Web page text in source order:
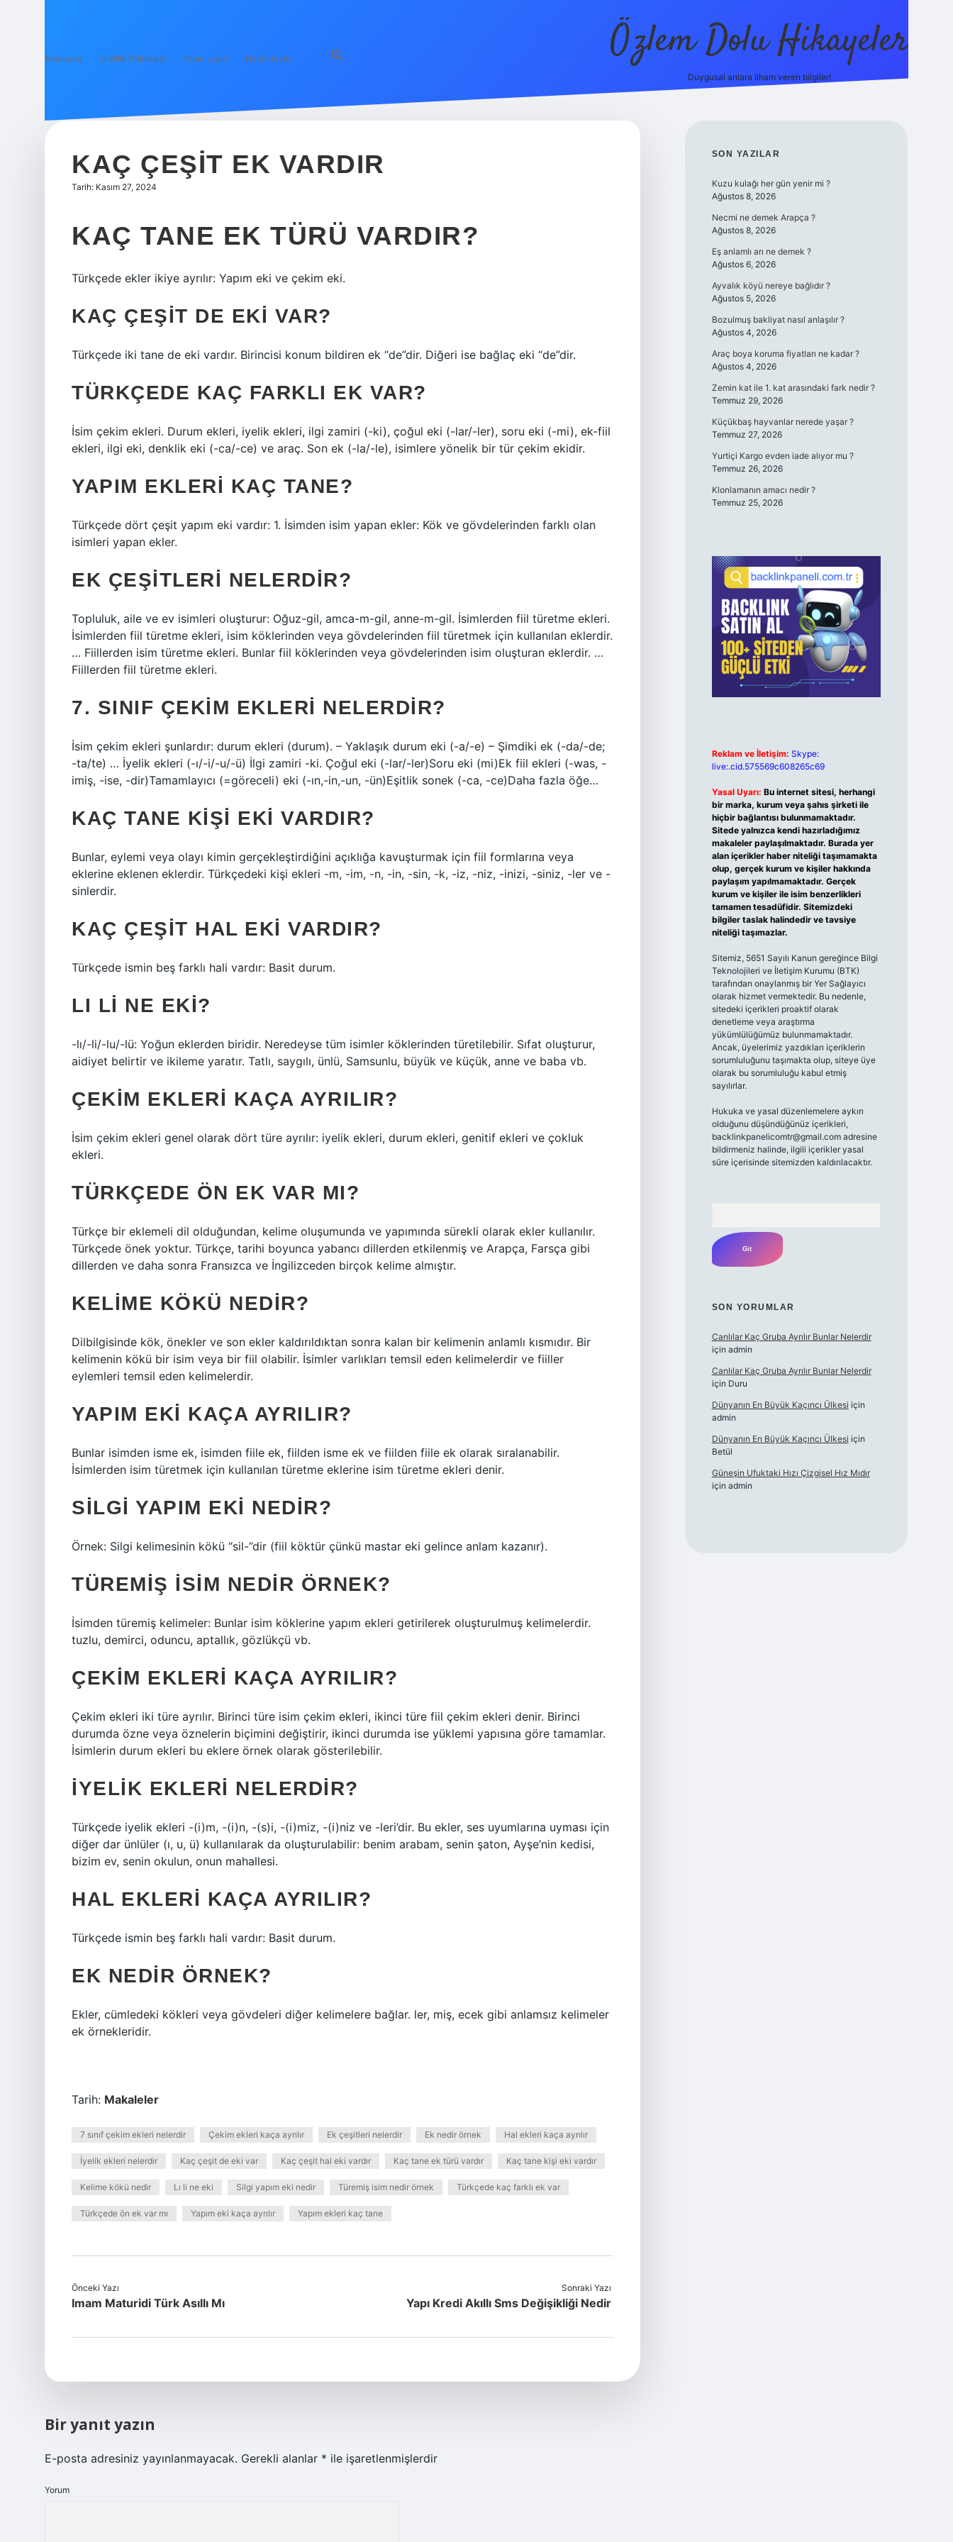
Anasayfa Gizlilik Politikası Yasal Uyarı Hakkımızda Özlem Dolu Hikayeler
Duygusal anlara ilham veren bilgiler!
KAÇ ÇEŞIT EK VARDIR
Tarih: Kasım 27, 2024
KAÇ TANE EK TÜRÜ VARDIR?
Türkçede ekler ikiye ayrılır: Yapım eki ve çekim eki.
KAÇ ÇEŞIT DE EKI VAR?
Türkçede iki tane de eki vardır. Birincisi konum bildiren ek “de”dir. Diğeri ise bağlaç eki “de”dir.
TÜRKÇEDE KAÇ FARKLI EK VAR?
İsim çekim ekleri. Durum ekleri, iyelik ekleri, ilgi zamiri (-ki), çoğul eki (-lar/-ler), soru eki (-mi), ek-fiil
ekleri, ilgi eki, denklik eki (-ca/-ce) ve araç. Son ek (-la/-le), isimlere yönelik bir tür çekim ekidir.
YAPIM EKLERI KAÇ TANE?
Türkçede dört çeşit yapım eki vardır: 1. İsimden isim yapan ekler: Kök ve gövdelerinden farklı olan
isimleri yapan ekler.
EK ÇEŞITLERI NELERDIR?
Topluluk, aile ve ev isimleri oluşturur: Oğuz-gil, amca-m-gil, anne-m-gil. İsimlerden fiil türetme ekleri.
İsimlerden fiil türetme ekleri, isim köklerinden veya gövdelerinden fiil türetmek için kullanılan eklerdir.
… Fiillerden isim türetme ekleri. Bunlar fiil köklerinden veya gövdelerinden isim oluşturan eklerdir. …
Fiillerden fiil türetme ekleri.
7. SINIF ÇEKIM EKLERI NELERDIR?
İsim çekim ekleri şunlardır: durum ekleri (durum). – Yaklaşık durum eki (-a/-e) – Şimdiki ek (-da/-de;
-ta/te) … İyelik ekleri (-ı/-i/-u/-ü) İlgi zamiri -ki. Çoğul eki (-lar/-ler)Soru eki (mi)Ek fiil ekleri (-was, -
imiş, -ise, -dir)Tamamlayıcı (=göreceli) eki (-ın,-in,-un, -ün)Eşitlik sonek (-ca, -ce)Daha fazla öğe…
KAÇ TANE KIŞI EKI VARDIR?
Bunlar, eylemi veya olayı kimin gerçekleştirdiğini açıklığa kavuşturmak için fiil formlarına veya
eklerine eklenen eklerdir. Türkçedeki kişi ekleri -m, -im, -n, -in, -sin, -k, -iz, -niz, -inizi, -siniz, -ler ve -
sinlerdir.
KAÇ ÇEŞIT HAL EKI VARDIR?
Türkçede ismin beş farklı hali vardır: Basit durum.
LI LI NE EKI?
-lı/-li/-lu/-lü: Yoğun eklerden biridir. Neredeyse tüm isimler köklerinden türetilebilir. Sıfat oluşturur,
aidiyet belirtir ve ikileme yaratır. Tatlı, saygılı, ünlü, Samsunlu, büyük ve küçük, anne ve baba vb.
ÇEKIM EKLERI KAÇA AYRILIR?
İsim çekim ekleri genel olarak dört türe ayrılır: iyelik ekleri, durum ekleri, genitif ekleri ve çokluk
ekleri.
TÜRKÇEDE ÖN EK VAR MI?
Türkçe bir eklemeli dil olduğundan, kelime oluşumunda ve yapımında sürekli olarak ekler kullanılır.
Türkçede önek yoktur. Türkçe, tarihi boyunca yabancı dillerden etkilenmiş ve Arapça, Farsça gibi
dillerden ve daha sonra Fransızca ve İngilizceden birçok kelime almıştır.
KELIME KÖKÜ NEDIR?
Dilbilgisinde kök, önekler ve son ekler kaldırıldıktan sonra kalan bir kelimenin anlamlı kısmıdır. Bir
kelimenin kökü bir isim veya bir fiil olabilir. İsimler varlıkları temsil eden kelimelerdir ve fiiller
eylemleri temsil eden kelimelerdir.
YAPIM EKI KAÇA AYRILIR?
Bunlar isimden isme ek, isimden fiile ek, fiilden isme ek ve fiilden fiile ek olarak sıralanabilir.
İsimlerden isim türetmek için kullanılan türetme eklerine isim türetme ekleri denir.
SILGI YAPIM EKI NEDIR?
Örnek: Silgi kelimesinin kökü “sil-”dir (fiil köktür çünkü mastar eki gelince anlam kazanır).
TÜREMIŞ ISIM NEDIR ÖRNEK?
İsimden türemiş kelimeler: Bunlar isim köklerine yapım ekleri getirilerek oluşturulmuş kelimelerdir.
tuzlu, demirci, oduncu, aptallık, gözlükçü vb.
ÇEKIM EKLERI KAÇA AYRILIR?
Çekim ekleri iki türe ayrılır. Birinci türe isim çekim ekleri, ikinci türe fiil çekim ekleri denir. Birinci
durumda özne veya öznelerin biçimini değiştirir, ikinci durumda ise yüklemi yapısına göre tamamlar.
İsimlerin durum ekleri bu eklere örnek olarak gösterilebilir.
İYELIK EKLERI NELERDIR?
Türkçede iyelik ekleri -(i)m, -(i)n, -(s)i, -(i)miz, -(i)niz ve -leri’dir. Bu ekler, ses uyumlarına uyması için
diğer dar ünlüler (ı, u, ü) kullanılarak da oluşturulabilir: benim arabam, senin şaton, Ayşe’nin kedisi,
bizim ev, senin okulun, onun mahallesi.
HAL EKLERI KAÇA AYRILIR?
Türkçede ismin beş farklı hali vardır: Basit durum.
EK NEDIR ÖRNEK?
Ekler, cümledeki kökleri veya gövdeleri diğer kelimelere bağlar. ler, miş, ecek gibi anlamsız kelimeler
ek örnekleridir.
Tarih: Makaleler
7 sınıf çekim ekleri nelerdir Çekim ekleri kaça ayrılır Ek çeşitleri nelerdir Ek nedir örnek Hal ekleri kaça ayrılır
İyelik ekleri nelerdir Kaç çeşit de eki var Kaç çeşit hal eki vardır Kaç tane ek türü vardır Kaç tane kişi eki vardır
Kelime kökü nedir Lı li ne eki Silgi yapım eki nedir Türemiş isim nedir örnek Türkçede kaç farklı ek var
Türkçede ön ek var mı Yapım eki kaça ayrılır Yapım ekleri kaç tane
Önceki Yazı
Imam Maturidi Türk Asıllı Mı
Sonraki Yazı
Yapı Kredi Akıllı Sms Değişikliği Nedir
Bir yanıt yazın
E-posta adresiniz yayınlanmayacak. Gerekli alanlar * ile işaretlenmişlerdir
Yorum
SIDEBAR
SON YAZILAR
Kuzu kulağı her gün yenir mi ?
Ağustos 8, 2026
Necmi ne demek Arapça ?
Ağustos 8, 2026
Eş anlamlı arı ne demek ?
Ağustos 6, 2026
Ayvalık köyü nereye bağlıdır ?
Ağustos 5, 2026
Bozulmuş bakliyat nasıl anlaşılır ?
Ağustos 4, 2026
Araç boya koruma fiyatları ne kadar ?
Ağustos 4, 2026
Zemin kat ile 1. kat arasındaki fark nedir ?
Temmuz 29, 2026
Küçükbaş hayvanlar nerede yaşar ?
Temmuz 27, 2026
Yurtiçi Kargo evden iade alıyor mu ?
Temmuz 26, 2026
Klonlamanın amacı nedir ?
Temmuz 25, 2026
Reklam ve İletişim: Skype:
live:.cid.575569c608265c69
Yasal Uyarı: Bu internet sitesi, herhangi
bir marka, kurum veya şahıs şirketi ile
hiçbir bağlantısı bulunmamaktadır.
Sitede yalnızca kendi hazırladığımız
makaleler paylaşılmaktadır. Burada yer
alan içerikler haber niteliği taşımamakta
olup, gerçek kurum ve kişiler hakkında
paylaşım yapılmamaktadır. Gerçek
kurum ve kişiler ile isim benzerlikleri
tamamen tesadüfidir. Sitemizdeki
bilgiler taslak halindedir ve tavsiye
niteliği taşımazlar.
Sitemiz, 5651 Sayılı Kanun gereğince Bilgi
Teknolojileri ve İletişim Kurumu (BTK)
tarafından onaylanmış bir Yer Sağlayıcı
olarak hizmet vermektedir. Bu nedenle,
sitedeki içerikleri proaktif olarak
denetleme veya araştırma
yükümlülüğümüz bulunmamaktadır.
Ancak, üyelerimiz yazdıkları içeriklerin
sorumluluğunu taşımakta olup, siteye üye
olarak bu sorumluluğu kabul etmiş
sayılırlar.
Hukuka ve yasal düzenlemelere aykırı
olduğunu düşündüğünüz içerikleri,
backlinkpanelicomtr@gmail.comadresine
bildirmeniz halinde, ilgili içerikler yasal
süre içerisinde sitemizden kaldırılacaktır.
SON YORUMLAR
Canlılar Kaç Gruba Ayrılır Bunlar Nelerdir
için admin
Canlılar Kaç Gruba Ayrılır Bunlar Nelerdir
için Duru
Dünyanın En Büyük Kaçıncı Ülkesi için
admin
Dünyanın En Büyük Kaçıncı Ülkesi için
Betül
Güneşin Ufuktaki Hızı Çizgisel Hız Mıdır
için admin